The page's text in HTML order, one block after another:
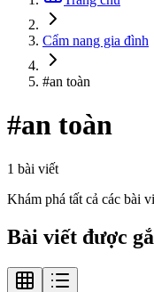
Cẩm nang gia đình
#an toàn
#an toàn
1 bài viết
Khám phá tất cả các bài
Bài viết được